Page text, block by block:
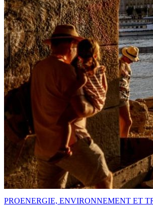
PROENERGIE, ENVIRONNEMENT ET